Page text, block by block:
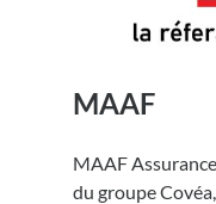
MAAF
MAAF
du groupe